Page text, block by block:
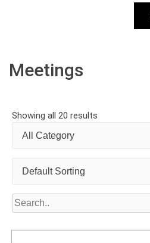
Meetings
Showing all 20 results